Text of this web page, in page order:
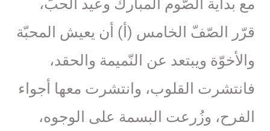
مع بداية الصّوم المبارك وعيد الحبّ،
قرّر الصّفّ الخامس (أ) أن يعيش المحبّة
والأخوّة ويبتعد عن النّميمة والحقد،
فانتشرت القلوب، وانتشرت معها أجواء
الفرح، وزُرعت البسمة على الوجوه،